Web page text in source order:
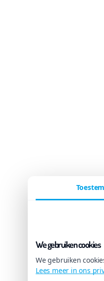
We gebruiken cookies
We gebruiken
Lees meer in ons